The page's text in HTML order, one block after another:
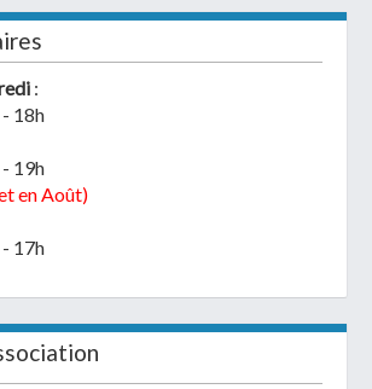
:
18h
19h
en Août)
17h